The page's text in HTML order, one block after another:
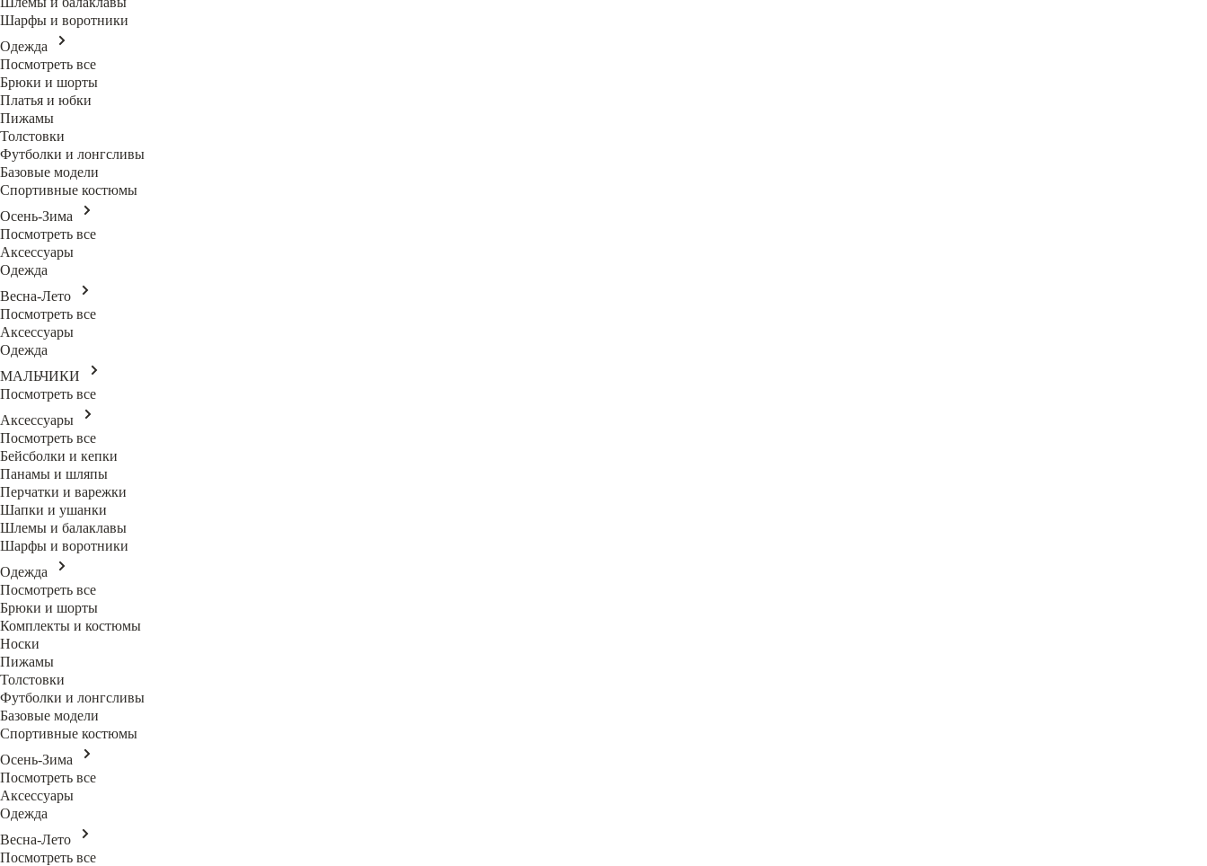
Шарфы и воротники
Одежда
Посмотреть все
Брюки и шорты
Платья и юбки
Пижамы
Толстовки
Футболки и лонгсливы
Базовые модели
Спортивные костюмы
Осень-Зима
Посмотреть все
Аксессуары
Одежда
Весна-Лето
Посмотреть все
Аксессуары
Одежда
МАЛЬЧИКИ
Посмотреть все
Аксессуары
Посмотреть все
Бейсболки и кепки
Панамы и шляпы
Перчатки и варежки
Шапки и ушанки
Шлемы и балаклавы
Шарфы и воротники
Одежда
Посмотреть все
Брюки и шорты
Комплекты и костюмы
Носки
Пижамы
Толстовки
Футболки и лонгсливы
Базовые модели
Спортивные костюмы
Осень-Зима
Посмотреть все
Аксессуары
Одежда
Весна-Лето
Посмотреть все